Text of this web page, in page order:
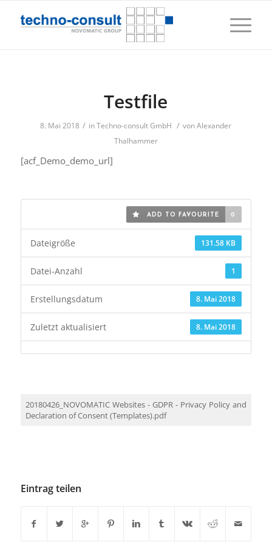
Testfile
8. Mai 2018 / inTechno-consult GmbH / vonAlexander
Thalhammer
[acf_Demo_demo_url]
ADD TO FAVOURITE 0
131.58 KB
Dateigröße
1
Datei-Anzahl
8. Mai 2018
Erstellungsdatum
8. Mai 2018
Zuletzt aktualisiert
20180426_NOVOMATIC Websites - GDPR - Privacy Policy and
Declaration of Consent (Templates).pdf
Eintrag teilen